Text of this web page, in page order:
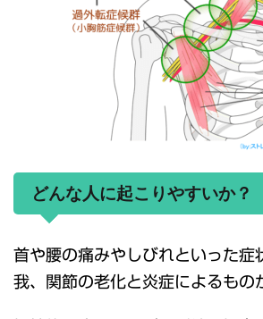
どんな人に起こりやすいか？
首や腰の痛みやしびれといった症
我、関節の老化と炎症によるもの